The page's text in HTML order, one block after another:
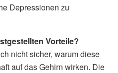
Depressionen zu
Vorteile?
nicht sicher, warum diese
auf das Gehirn wirken. Die